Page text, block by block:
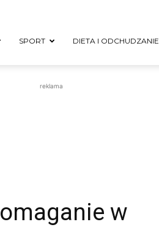
SPORT DIETA I ODCHUDZANIE
reklama
w